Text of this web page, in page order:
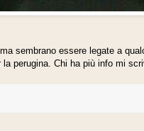
sembrano essere legate a
perugina. Chi ha più info mi